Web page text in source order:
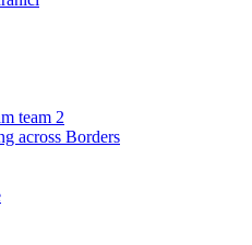
team 2
across Borders